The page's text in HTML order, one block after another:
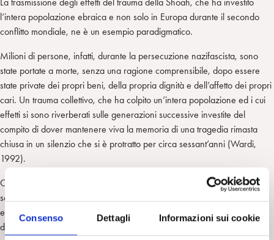
Consenso Dettagli Informazioni sui cookie
l’intera popolazione ebraica e non solo in Europa durante il secondo
conflitto mondiale, ne è un esempio paradigmatico.
Milioni di persone, infatti, durante la persecuzione nazifascista, sono
state portate a morte, senza una ragione comprensibile, dopo essere
state private dei propri beni, della propria dignità e dell’affetto dei propri
cari. Un trauma collettivo, che ha colpito un’intera popolazione ed i cui
effetti si sono riverberati sulle generazioni successive investite del
compito di dover mantenere viva la memoria di una tragedia rimasta
chiusa in un silenzio che si è protratto per circa sessant’anni (Wardi,
1992).
Ciò perché, come una ricca documentazione testimonia[1], i
sopravvissuti alla Shoah per oltre mezzo secolo non sono riusciti ad
esprimere i propri vissuti e a condividere i propri ricordi per la difficoltà
di rivivere l’esperienza patita attraverso il racconto[2], configurando